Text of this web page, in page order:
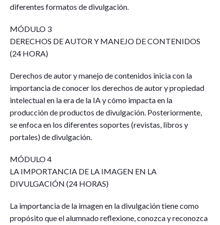
diferentes formatos de divulgación.
MÓDULO 3
DERECHOS DE AUTOR Y MANEJO DE CONTENIDOS
(24 HORA)
Derechos de autor y manejo de contenidos inicia con la
importancia de conocer los derechos de autor y propiedad
intelectual en la era de la IA y cómo impacta en la
producción de productos de divulgación. Posteriormente,
se enfoca en los diferentes soportes (revistas, libros y
portales) de divulgación.
MÓDULO 4
LA IMPORTANCIA DE LA IMAGEN EN LA
DIVULGACIÓN (24 HORAS)
La importancia de la imagen en la divulgación tiene como
propósito que el alumnado reflexione, conozca y reconozca